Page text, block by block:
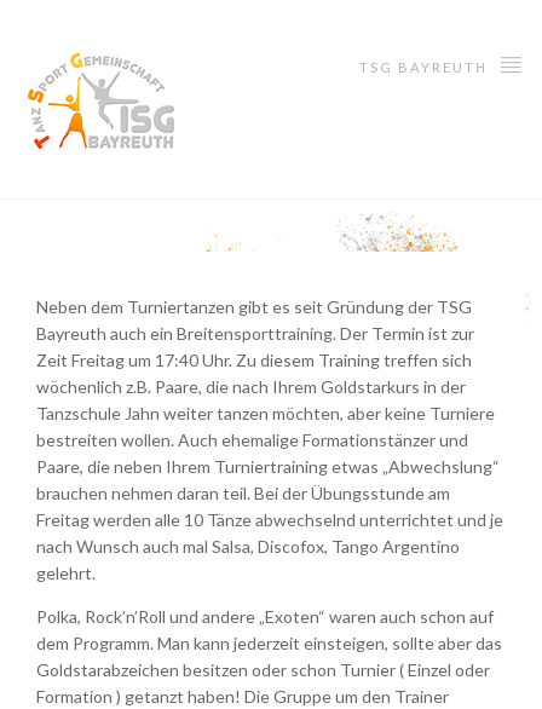
TSG BAYREUTH
Neben dem Turniertanzen gibt es seit Gründung der TSG
Bayreuth auch ein Breitensporttraining. Der Termin ist zur
Zeit Freitag um 17:40 Uhr. Zu diesem Training treffen sich
wöchenlich z.B. Paare, die nach Ihrem Goldstarkurs in der
Tanzschule Jahn weiter tanzen möchten, aber keine Turniere
bestreiten wollen. Auch ehemalige Formationstänzer und
Paare, die neben Ihrem Turniertraining etwas „Abwechslung“
brauchen nehmen daran teil. Bei der Übungsstunde am
Freitag werden alle 10 Tänze abwechselnd unterrichtet und je
nach Wunsch auch mal Salsa, Discofox, Tango Argentino
gelehrt.
Polka, Rock’n’Roll und andere „Exoten“ waren auch schon auf
dem Programm. Man kann jederzeit einsteigen, sollte aber das
Goldstarabzeichen besitzen oder schon Turnier ( Einzel oder
Formation ) getanzt haben! Die Gruppe um den Trainer